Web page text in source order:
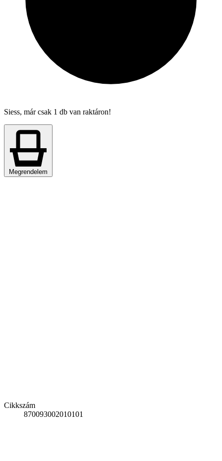
Siess, már csak 1 db van raktáron!
Megrendelem
Cikkszám
870093002010101